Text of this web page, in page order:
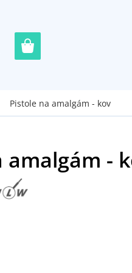
Pistole na amalgám - kov